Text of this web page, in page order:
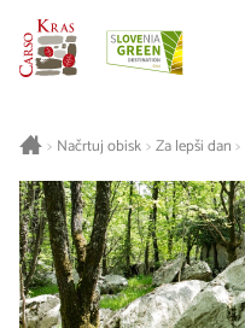
> Načrtuj obisk> Za lepši dan >